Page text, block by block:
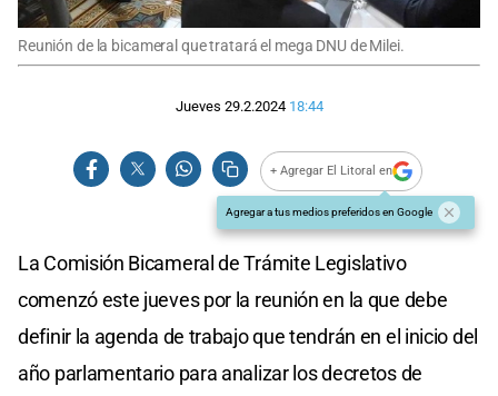
Reunión de la bicameral que tratará el mega DNU de Milei.
Jueves 29.2.2024 18:44
+ Agregar El Litoral en
Agregar a tus medios preferidos en Google
La Comisión Bicameral de Trámite Legislativo
comenzó este jueves por la reunión en la que debe
definir la agenda de trabajo que tendrán en el inicio del
año parlamentario para analizar los decretos de